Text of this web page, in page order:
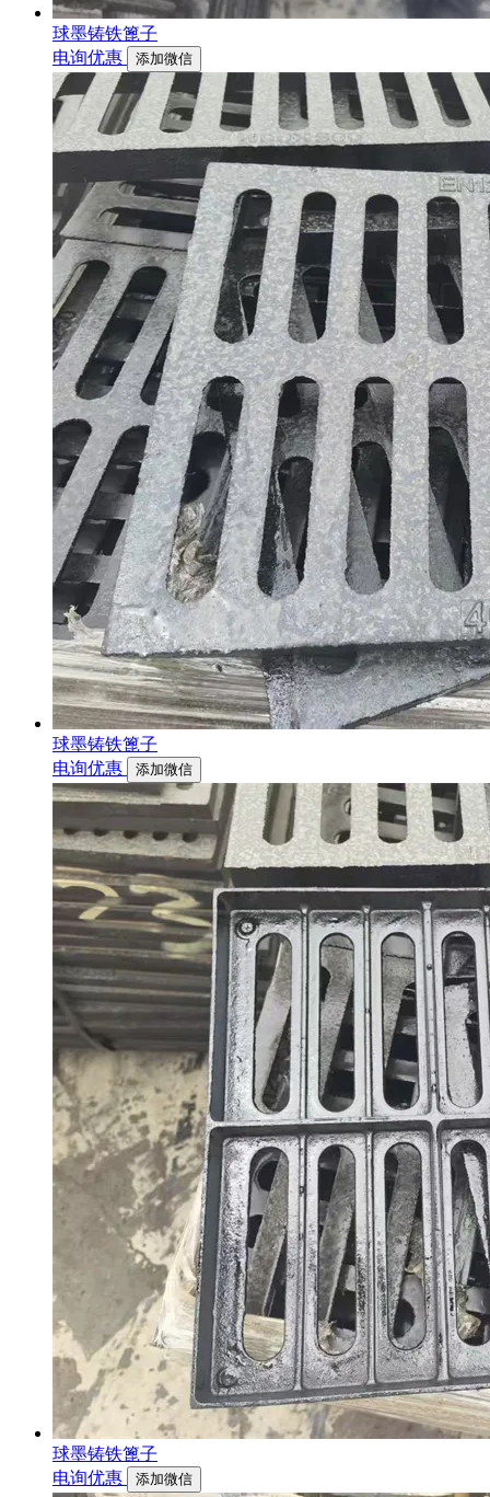
球墨铸铁篦子
电询优惠
添加微信
球墨铸铁篦子
电询优惠
添加微信
球墨铸铁篦子
电询优惠
添加微信